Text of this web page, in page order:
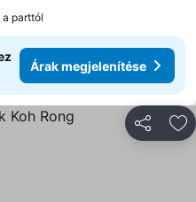
a parttól
Árak megjelenítése